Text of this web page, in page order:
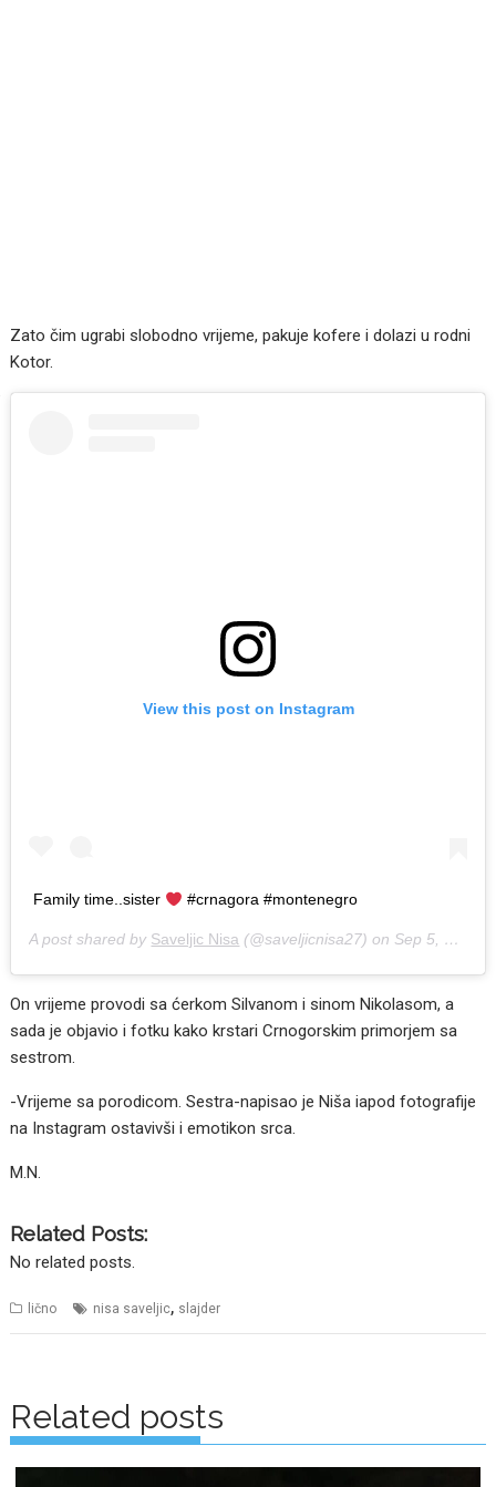
Zato čim ugrabi slobodno vrijeme, pakuje kofere i dolazi u rodni
Kotor.
View this post on Instagram
Family time..sister #crnagora #montenegro
A post shared by Saveljic Nisa (@saveljicnisa27) on Sep 5, 2020 at 4:07am PDT
On vrijeme provodi sa ćerkom Silvanom i sinom Nikolasom, a
sada je objavio i fotku kako krstari Crnogorskim primorjem sa
sestrom.
-Vrijeme sa porodicom. Sestra-napisao je Niša iapod fotografije
na Instagram ostavivši i emotikon srca.
M.N.
Related Posts:
No related posts.
lično nisa saveljic, slajder
navigation
Related posts